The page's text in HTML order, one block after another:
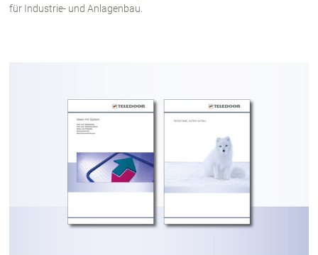
für Industrie- und Anlagenbau.